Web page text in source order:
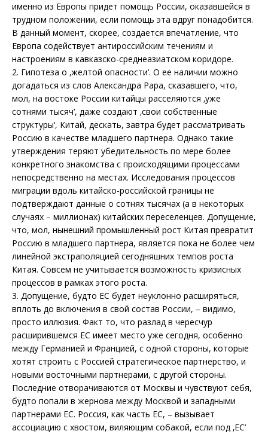
именно из Европы придет помощь России, оказавшейся в
трудном положении, если помощь эта вдруг понадобится.
В данный момент, скорее, создается впечатление, что
Европа содействует антироссийским течениям и
настроениям в кавказско-среднеазиатском коридоре.
2. Гипотеза о ‚желтой опасности‘. О ее наличии можно
догадаться из слов Александра Рара, сказавшего, что,
мол, на востоке России китайцы расселяются ‚уже
сотнями тысяч‘, даже создают ‚свои собственные
структуры‘, Китай, дескать, завтра будет рассматривать
Россию в качестве младшего партнера. Однако такие
утверждения теряют убедительность по мере более
конкретного знакомства с происходящими процессами
непосредственно на местах. Исследования процессов
миграции вдоль китайско-российской границы не
подтверждают данные о сотнях тысячах (а в некоторых
случаях – миллионах) китайских переселенцев. Допущение,
что, мол, нынешний промышленный рост Китая превратит
Россию в младшего партнера, является пока не более чем
линейной экстраполяцией сегодняшних темпов роста
Китая. Совсем не учитывается возможность кризисных
процессов в рамках этого роста.
3. Допущение, будто ЕС будет неуклонно расширяться,
вплоть до включения в свой состав России, – видимо,
просто иллюзия. Факт то, что разлад в чересчур
расширившемся ЕС имеет место уже сегодня, особенно
между Германией и Францией, с одной стороны, которые
хотят строить с Россией стратегическое партнерство, и
новыми восточными партнерами, с другой стороны.
Последние отворачиваются от Москвы и чувствуют себя,
будто попали в жернова между Москвой и западными
партнерами ЕС. Россия, как часть ЕС, – вызывает
ассоциацию с хвостом, виляющим собакой, если под ‚ЕС‘